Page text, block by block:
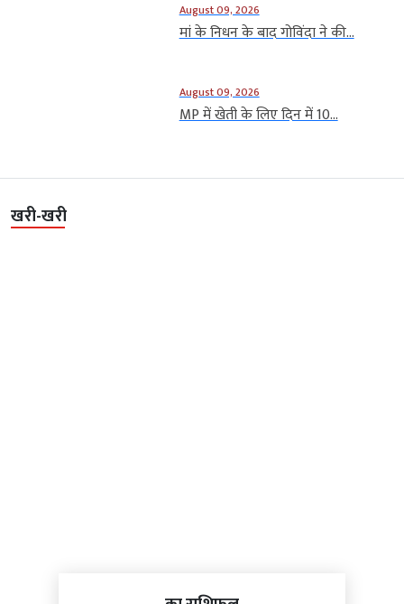
August 09, 2026
मां के निधन के बाद गोविंदा ने की...
August 09, 2026
MP में खेती के लिए दिन में 10...
खरी-खरी